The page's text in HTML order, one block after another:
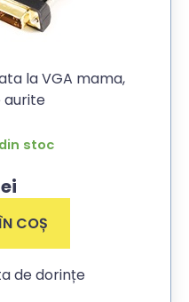
la VGA mama,
stoc
COȘ
de dorințe